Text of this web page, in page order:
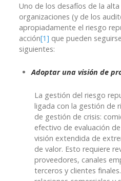
Uno de los desafíos de la
organizaciones (y de los
apropiadamente el riesgo
acción[1] que pueden
siguientes:
Adoptar una visión de
La gestión del riesgo
ligada con la gestión de
de gestión de crisis:
efectivo de evaluación
visión extendida de
de valor. Esto requiere
proveedores, canales
terceros y clientes